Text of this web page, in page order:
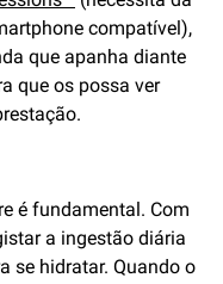
compatível),
que apanha diante
que os possa ver
é fundamental. Com
a ingestão diária
se hidratar. Quando o